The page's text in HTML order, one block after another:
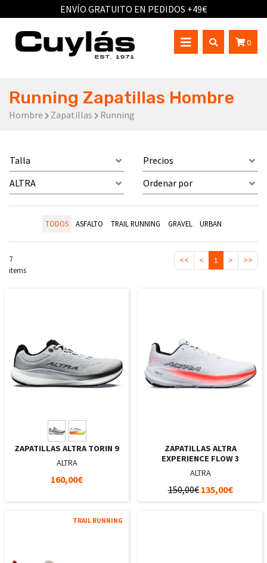
ENVÍO GRATUITO EN PEDIDOS +49€
0
Running Zapatillas Hombre
Hombre Zapatillas Running
Talla
Precios
ALTRA
Ordenar por
TODOS ASFALTO TRAIL RUNNING GRAVEL URBAN
7
items
<< < 1 > >>
ZAPATILLAS ALTRA TORIN 9
ALTRA
160,00€
ZAPATILLAS ALTRA
EXPERIENCE FLOW 3
ALTRA
150,00€ 135,00€
TRAIL RUNNING